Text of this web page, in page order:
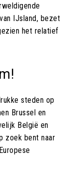
IJsland, bezet
het relatief
steden op
Brussel en
België en
zoek bent naar